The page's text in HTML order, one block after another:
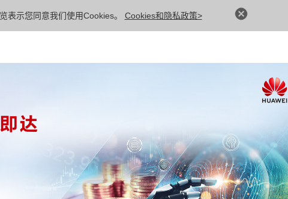
表示您同意我们使用Cookies。 Cookies和隐私政策>